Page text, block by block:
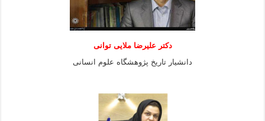
دكتر عليرضا ملايى توانی
دانشيار تاريخ پژوهشگاه علوم انسانی